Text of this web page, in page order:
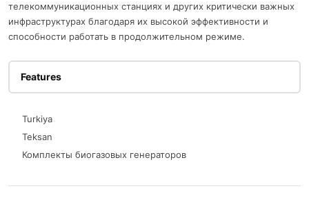
телекоммуникационных станциях и других критически важных
инфраструктурах благодаря их высокой эффективности и
способности работать в продолжительном режиме.
Features
Turkiya
Teksan
Комплекты биогазовых генераторов